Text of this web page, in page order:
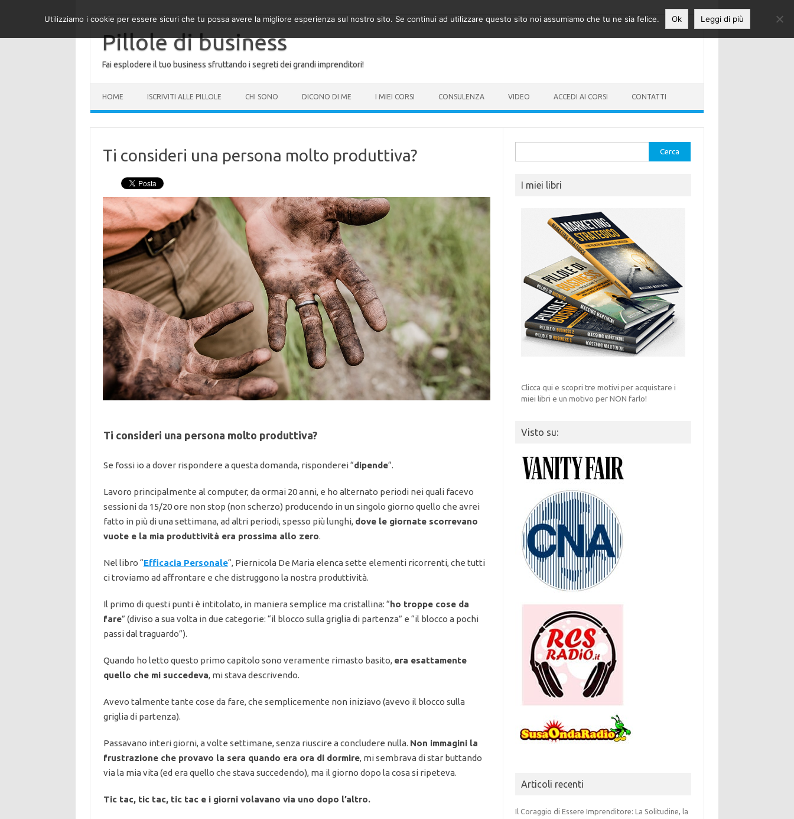
Pillole di business
Fai esplodere il tuo business sfruttando i segreti dei grandi imprenditori!
HOME ISCRIVITI ALLE PILLOLE CHI SONO DICONO DI ME I MIEI CORSI CONSULENZA VIDEO ACCEDI AI CORSI CONTATTI
Ti consideri una persona molto produttiva?
Ti consideri una persona molto produttiva?
Se fossi io a dover rispondere a questa domanda, risponderei “dipende“.
Lavoro principalmente al computer, da ormai 20 anni, e ho alternato periodi nei quali facevo
sessioni da 15/20 ore non stop (non scherzo) producendo in un singolo giorno quello che avrei
fatto in più di una settimana, ad altri periodi, spesso più lunghi, dove le giornate scorrevano
vuote e la mia produttività era prossima allo zero.
Nel libro “Efficacia Personale“, Piernicola De Maria elenca sette elementi ricorrenti, che tutti
ci troviamo ad affrontare e che distruggono la nostra produttività.
Il primo di questi punti è intitolato, in maniera semplice ma cristallina: “ho troppe cose da
fare” (diviso a sua volta in due categorie: “il blocco sulla griglia di partenza” e “il blocco a pochi
passi dal traguardo”).
Quando ho letto questo primo capitolo sono veramente rimasto basito, era esattamente
quello che mi succedeva, mi stava descrivendo.
Avevo talmente tante cose da fare, che semplicemente non iniziavo (avevo il blocco sulla
griglia di partenza).
Passavano interi giorni, a volte settimane, senza riuscire a concludere nulla. Non immagini la
frustrazione che provavo la sera quando era ora di dormire, mi sembrava di star buttando
via la mia vita (ed era quello che stava succedendo), ma il giorno dopo la cosa si ripeteva.
Tic tac, tic tac, tic tac e i giorni volavano via uno dopo l’altro.
per:
I miei libri
Clicca qui e scopri tre motivi per acquistare i
miei libri e un motivo per NON farlo!
Visto su:
Articoli recenti
Il Coraggio di Essere Imprenditore: La Solitudine, la
Utilizziamo i cookie per essere sicuri che tu possa avere la migliore esperienza sul nostro sito. Se continui ad utilizzare questo sito noi assumiamo che tu ne sia felice. Ok Leggi di più